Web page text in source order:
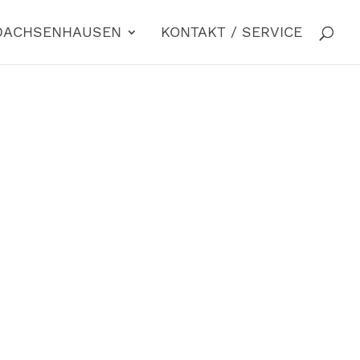
KONTAKT / SERVICE